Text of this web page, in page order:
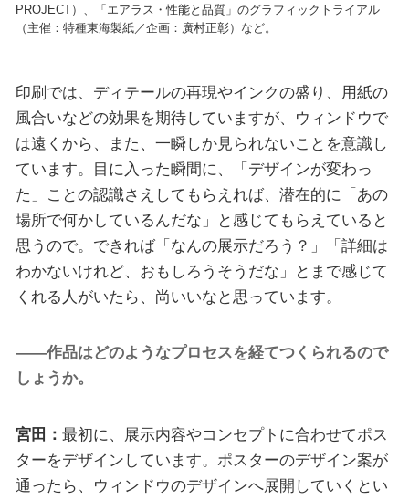
PROJECT）、「エアラス・性能と品質」のグラフィックトライアル
（主催：特種東海製紙／企画：廣村正彰）など。
印刷では、ディテールの再現やインクの盛り、用紙の
風合いなどの効果を期待していますが、ウィンドウで
は遠くから、また、一瞬しか見られないことを意識し
ています。目に入った瞬間に、「デザインが変わっ
た」ことの認識さえしてもらえれば、潜在的に「あの
場所で何かしているんだな」と感じてもらえていると
思うので。できれば「なんの展示だろう？」「詳細は
わかないけれど、おもしろうそうだな」とまで感じて
くれる人がいたら、尚いいなと思っています。
――作品はどのようなプロセスを経てつくられるので
しょうか。
宮田： 最初に、展示内容やコンセプトに合わせてポス
ターをデザインしています。ポスターのデザイン案が
通ったら、ウィンドウのデザインへ展開していくとい